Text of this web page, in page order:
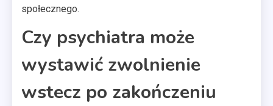
społecznego.
Czy psychiatra może
wystawić zwolnienie
wstecz po zakończeniu